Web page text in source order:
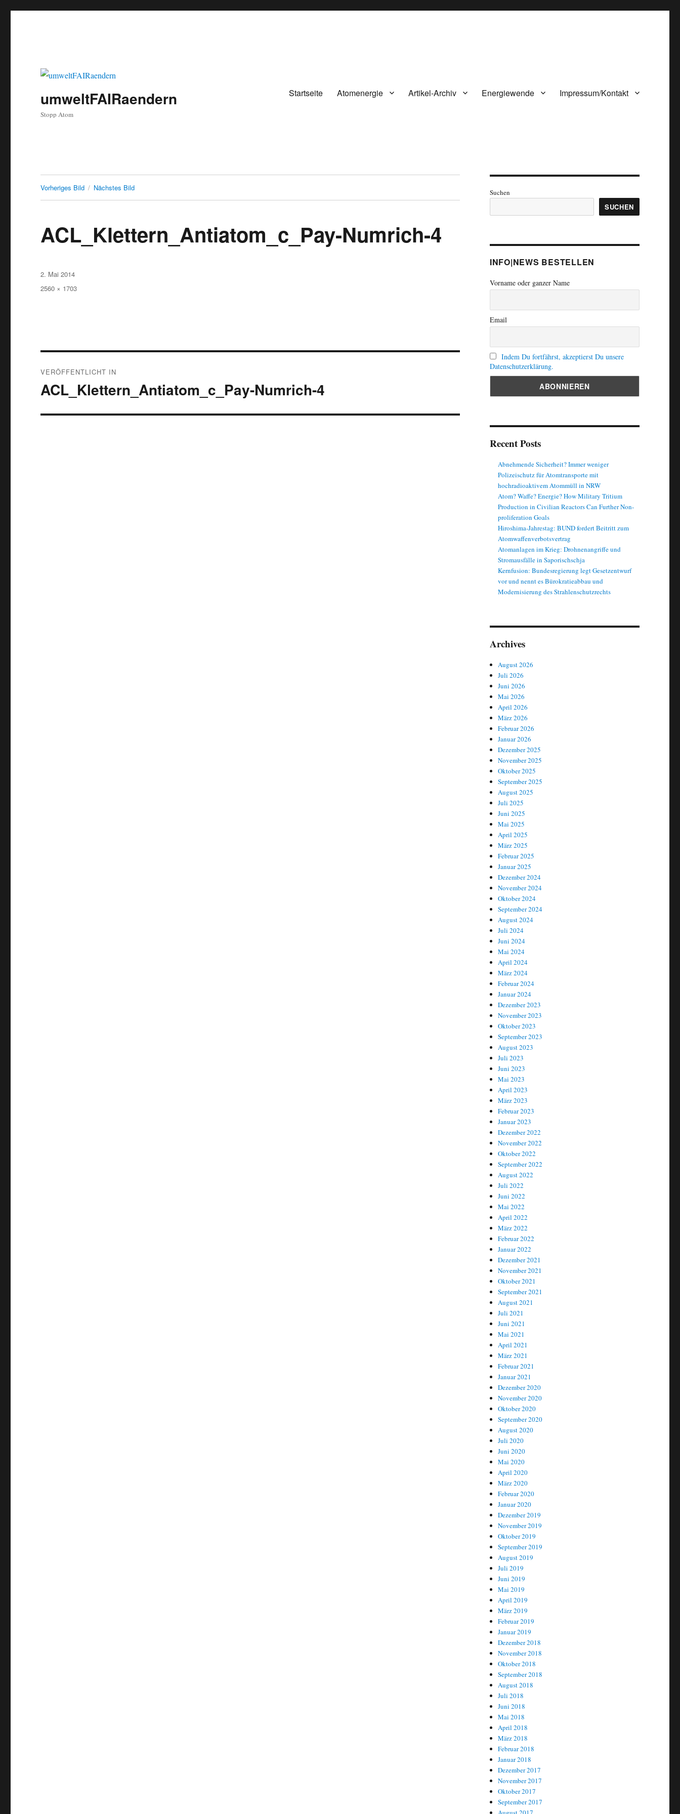
umweltFAIRaendern
Stopp Atom
Startseite Atomenergie Artikel-Archiv Energiewende Impressum/Kontakt
Vorheriges Bild Nächstes Bild
ACL_Klettern_Antiatom_c_Pay-Numrich-4
Veröffentlicht
am
2. Mai 2014
Originalgröße
2560 × 1703
VERÖFFENTLICHT IN
ACL_Klettern_Antiatom_c_Pay-Numrich-4
Suchen
SUCHEN
INFO|NEWS BESTELLEN
Vorname oder ganzer Name
Email
Indem Du fortfährst, akzeptierst Du unsere
Datenschutzerklärung.
Recent Posts
Abnehmende Sicherheit? Immer weniger
Polizeischutz für Atomtransporte mit
hochradioaktivem Atommüll in NRW
Atom? Waffe? Energie? How Military Tritium
Production in Civilian Reactors Can Further Non-
proliferation Goals
Hiroshima-Jahrestag: BUND fordert Beitritt zum
Atomwaffenverbotsvertrag
Atomanlagen im Krieg: Drohnenangriffe und
Stromausfälle in Saporischschja
Kernfusion: Bundesregierung legt Gesetzentwurf
vor und nennt es Bürokratieabbau und
Modernisierung des Strahlenschutzrechts
Archives
August 2026
Juli 2026
Juni 2026
Mai 2026
April 2026
März 2026
Februar 2026
Januar 2026
Dezember 2025
November 2025
Oktober 2025
September 2025
August 2025
Juli 2025
Juni 2025
Mai 2025
April 2025
März 2025
Februar 2025
Januar 2025
Dezember 2024
November 2024
Oktober 2024
September 2024
August 2024
Juli 2024
Juni 2024
Mai 2024
April 2024
März 2024
Februar 2024
Januar 2024
Dezember 2023
November 2023
Oktober 2023
September 2023
August 2023
Juli 2023
Juni 2023
Mai 2023
April 2023
März 2023
Februar 2023
Januar 2023
Dezember 2022
November 2022
Oktober 2022
September 2022
August 2022
Juli 2022
Juni 2022
Mai 2022
April 2022
März 2022
Februar 2022
Januar 2022
Dezember 2021
November 2021
Oktober 2021
September 2021
August 2021
Juli 2021
Juni 2021
Mai 2021
April 2021
März 2021
Februar 2021
Januar 2021
Dezember 2020
November 2020
Oktober 2020
September 2020
August 2020
Juli 2020
Juni 2020
Mai 2020
April 2020
März 2020
Februar 2020
Januar 2020
Dezember 2019
November 2019
Oktober 2019
September 2019
August 2019
Juli 2019
Juni 2019
Mai 2019
April 2019
März 2019
Februar 2019
Januar 2019
Dezember 2018
November 2018
Oktober 2018
September 2018
August 2018
Juli 2018
Juni 2018
Mai 2018
April 2018
März 2018
Februar 2018
Januar 2018
Dezember 2017
November 2017
Oktober 2017
September 2017